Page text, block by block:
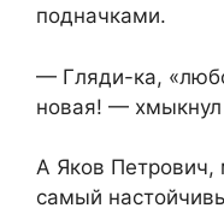
подначками.
— Гляди-ка,
новая! — хмыкнул
А Яков Петрович,
самый